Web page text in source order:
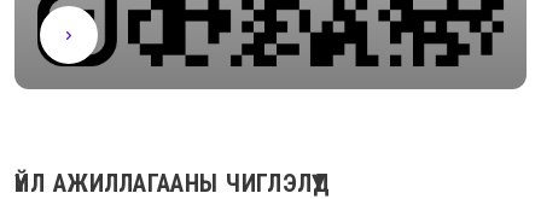
ҮЙЛ АЖИЛЛАГААНЫ ЧИГЛЭЛҮҮД